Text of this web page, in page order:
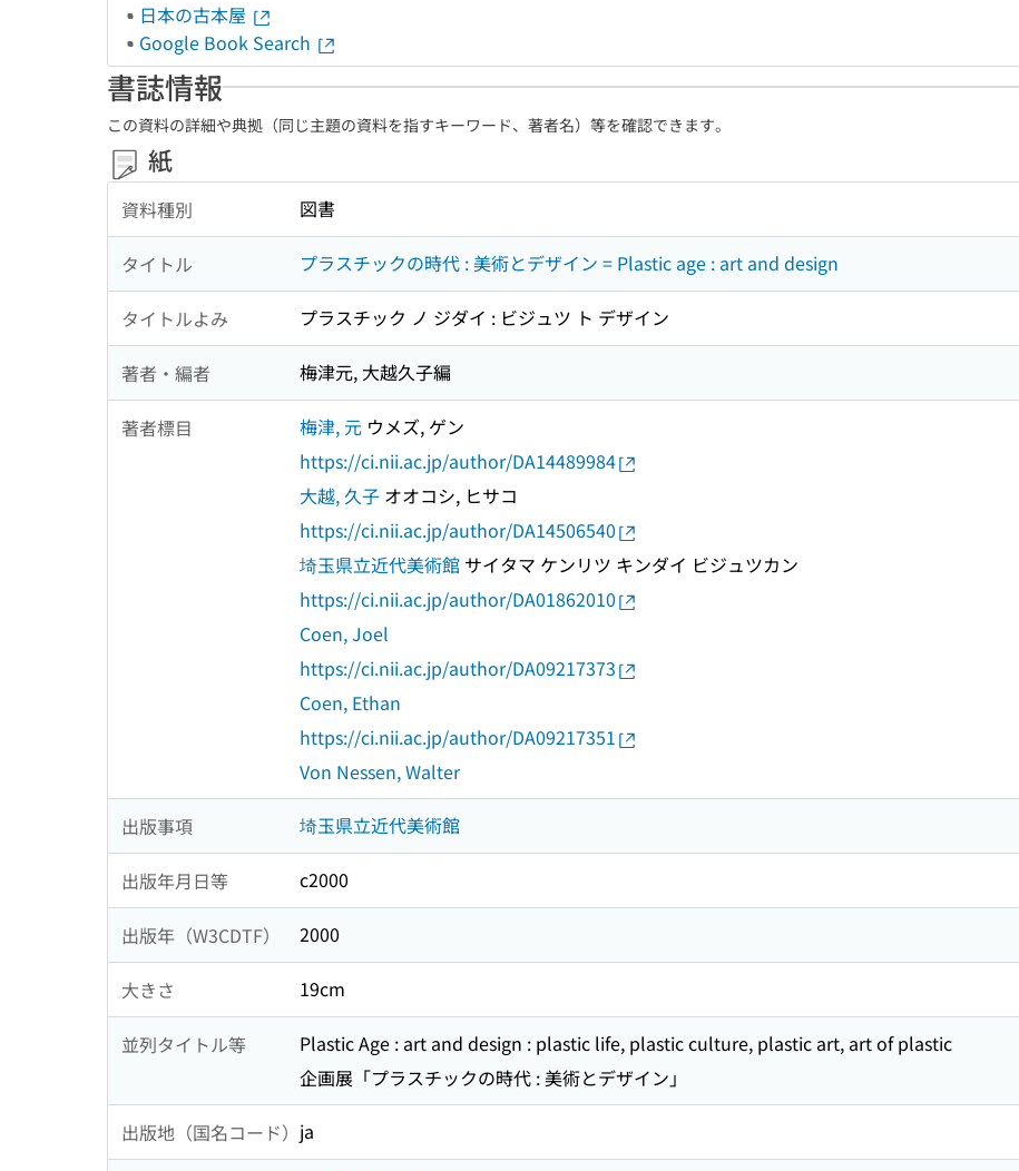
日本の古本屋
Google Book Search
書誌情報
この資料の詳細や典拠（同じ主題の資料を指すキーワード、著者名）等を確認できます。
紙
資料種別 図書
タイトル プラスチックの時代 : 美術とデザイン = Plastic age : art and design
タイトルよみ プラスチック ノ ジダイ : ビジュツ ト デザイン
著者・編者 梅津元, 大越久子編
著者標目 梅津, 元 ウメズ, ゲン
https://ci.nii.ac.jp/author/DA14489984
大越, 久子 オオコシ, ヒサコ
https://ci.nii.ac.jp/author/DA14506540
埼玉県立近代美術館 サイタマ ケンリツ キンダイ ビジュツカン
https://ci.nii.ac.jp/author/DA01862010
Coen, Joel
https://ci.nii.ac.jp/author/DA09217373
Coen, Ethan
https://ci.nii.ac.jp/author/DA09217351
Von Nessen, Walter
出版事項 埼玉県立近代美術館
出版年月日等 c2000
出版年（W3CDTF） 2000
大きさ 19cm
並列タイトル等
Plastic Age : art and design : plastic life, plastic culture, plastic art, art of plastic
企画展「プラスチックの時代 : 美術とデザイン」
出版地（国名コード） ja